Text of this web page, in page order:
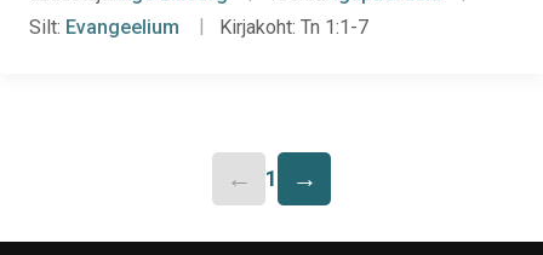
Silt: Evangeelium Kirjakoht: Tn 1:1-7
← 1 →